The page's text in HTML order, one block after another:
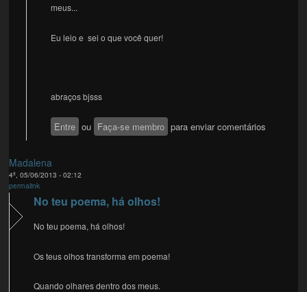
meus...
Eu leio e sei o que você quer!
abraços bjsss
Entre ou Faça-se membro para enviar comentários
Madalena
4ª, 05/06/2013 - 02:12
permalink
No teu poema, há olhos!
No teu poema, há olhos!
Os teus olhos transforma em poema!
Quando olhares dentro dos meus.